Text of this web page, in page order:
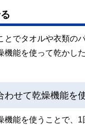
とでタオルや衣類の
機能を使って乾かし
わせて乾燥機能を
機能を使うことで、